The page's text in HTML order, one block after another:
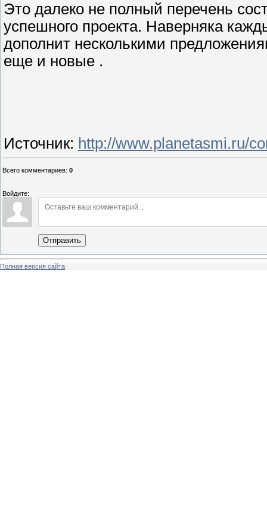
Это далеко не полный перечень
успешного проекта. Наверняка
дополнит несколькими
еще и новые .
Источник: http://www.planetasmi.ru/
Всего комментариев: 0
Войдите:
Отправить
Полная версия сайта